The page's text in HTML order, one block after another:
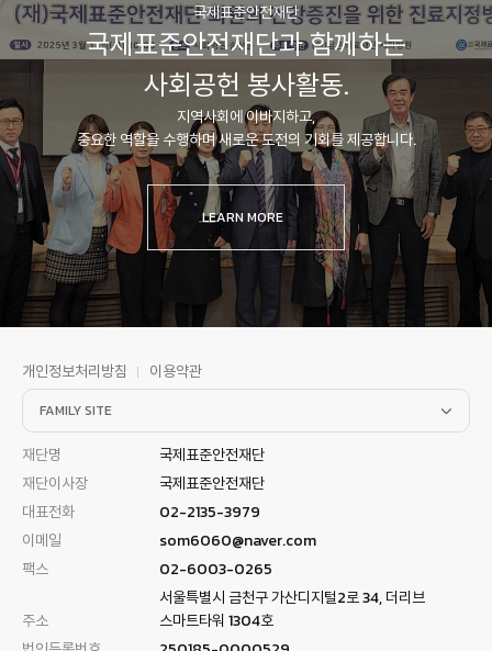
국제표준안전재단
국제표준안전재단과 함께하는
사회공헌 봉사활동.
지역사회에 이바지하고,
중요한 역할을 수행하며 새로운 도전의 기회를 제공합니다.
LEARN MORE
개인정보처리방침 이용약관
FAMILY SITE
재단명
국제표준안전재단
재단이사장
국제표준안전재단
대표전화
02-2135-3979
이메일
som6060@naver.com
팩스
02-6003-0265
주소
서울특별시 금천구 가산디지털2로 34, 더리브
스마트타워 1304호